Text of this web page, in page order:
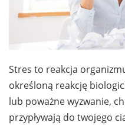
Stres to reakcja
określoną reakcję
lub poważne wyzwanie,
przypływają do twojego